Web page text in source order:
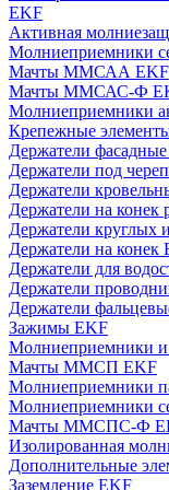
EKF
Активная
Молниеприемники
Мачты ММСАА EKF
Мачты ММСАС-Ф
Молниеприемники
Крепежные
Держатели
Держатели под
Держатели
Держатели на конек
Держатели круглых
Держатели на конек
Держатели для
Держатели
Держатели
Зажимы EKF
Молниеприемники
Мачты ММСП EKF
Молниеприемники
Молниеприемники
Мачты ММСПС-Ф
Изолированная
Дополнительные
Заземление EKF